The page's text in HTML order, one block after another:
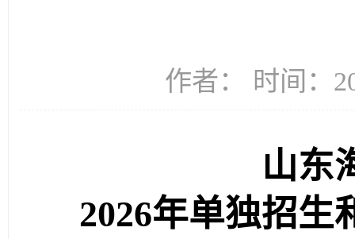
作者： 时间：
山东
2026年单独招生